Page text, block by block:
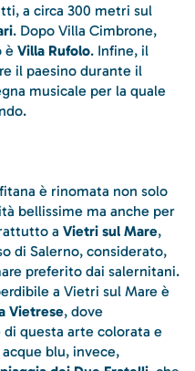
a circa 300 metri sul
. Dopo Villa Cimbrone,
è Villa Rufolo. Infine, il
il paesino durante il
musicale per la quale
è rinomata non solo
bellissime ma anche per
a Vietri sul Mare,
di Salerno, considerato,
preferito dai salernitani.
a Vietri sul Mare è
Vietrese, dove
questa arte colorata e
blu, invece,